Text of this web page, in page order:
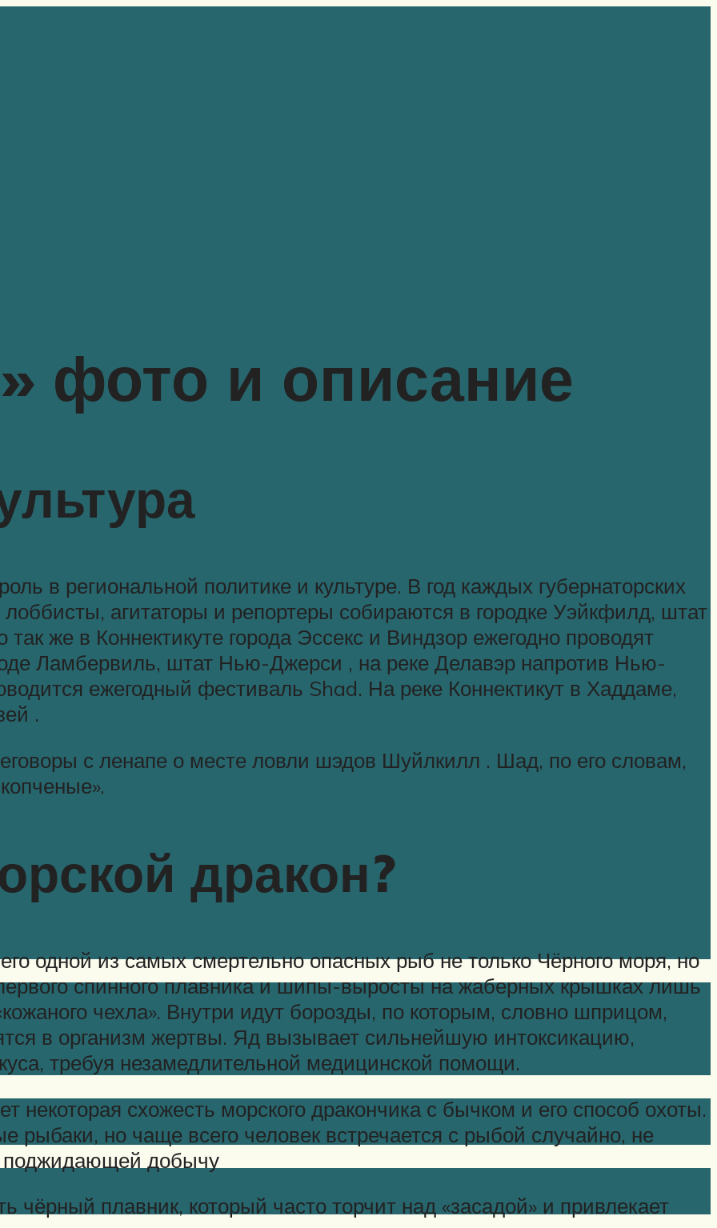
фото и описание
в региональной политике и культуре. В год каждых губернаторских
агитаторы и репортеры собираются в городке Уэйкфилд, штат
же в Коннектикуте города Эссекс и Виндзор ежегодно проводят
Ламбервиль, штат Нью-Джерси , на реке Делавэр напротив Нью-
ежегодный фестиваль Shad. На реке Коннектикут в Хаддаме,
.
с ленапе о месте ловли шэдов Шуйлкилл . Шад, по его словам,
дракон?
одной из самых смертельно опасных рыб не только Чёрного моря, но
спинного плавника и шипы-выросты на жаберных крышках лишь
чехла». Внутри идут борозды, по которым, словно шприцом,
в организм жертвы. Яд вызывает сильнейшую интоксикацию,
требуя незамедлительной медицинской помощи.
некоторая схожесть морского дракончика с бычком и его способ охоты.
рыбаки, но чаще всего человек встречается с рыбой случайно, не
поджидающей добычу
чёрный плавник, который часто торчит над «засадой» и привлекает